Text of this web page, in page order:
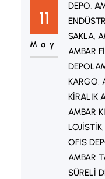
11
May
DEPO,
SAKLA,
AMBAR
KARGO,
KIRALIK
AMBAR
LOJISTIK,
OFIS
AMBAR
SÜRELI